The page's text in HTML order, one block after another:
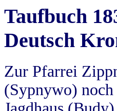
Taufbuch
Deutsch
Zur Pfarrei
(Sypnywo)